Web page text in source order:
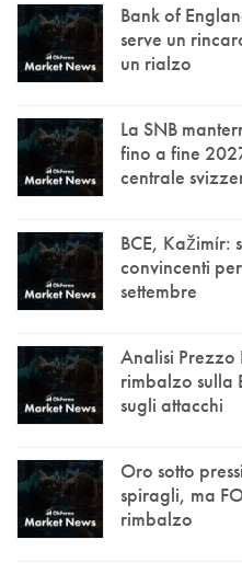
Bank of
serve un
un rialzo
La SNB
fino a fine
centrale
BCE, Kažimír:
convincenti
settembre
Analisi Prezzo
rimbalzo sulla
sugli attacchi
Oro sotto
spiragli, ma
rimbalzo